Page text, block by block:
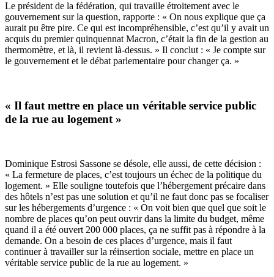
Le président de la fédération, qui travaille étroitement avec le
gouvernement sur la question, rapporte : « On nous explique que ça
aurait pu être pire. Ce qui est incompréhensible, c’est qu’il y avait un
acquis du premier quinquennat Macron, c’était la fin de la gestion au
thermomètre, et là, il revient là-dessus. » Il conclut : « Je compte sur
le gouvernement et le débat parlementaire pour changer ça. »
« Il faut mettre en place un véritable service public
de la rue au logement »
Dominique Estrosi Sassone se désole, elle aussi, de cette décision :
« La fermeture de places, c’est toujours un échec de la politique du
logement. » Elle souligne toutefois que l’hébergement précaire dans
des hôtels n’est pas une solution et qu’il ne faut donc pas se focaliser
sur les hébergements d’urgence : « On voit bien que quel que soit le
nombre de places qu’on peut ouvrir dans la limite du budget, même
quand il a été ouvert 200 000 places, ça ne suffit pas à répondre à la
demande. On a besoin de ces places d’urgence, mais il faut
continuer à travailler sur la réinsertion sociale, mettre en place un
véritable service public de la rue au logement. »